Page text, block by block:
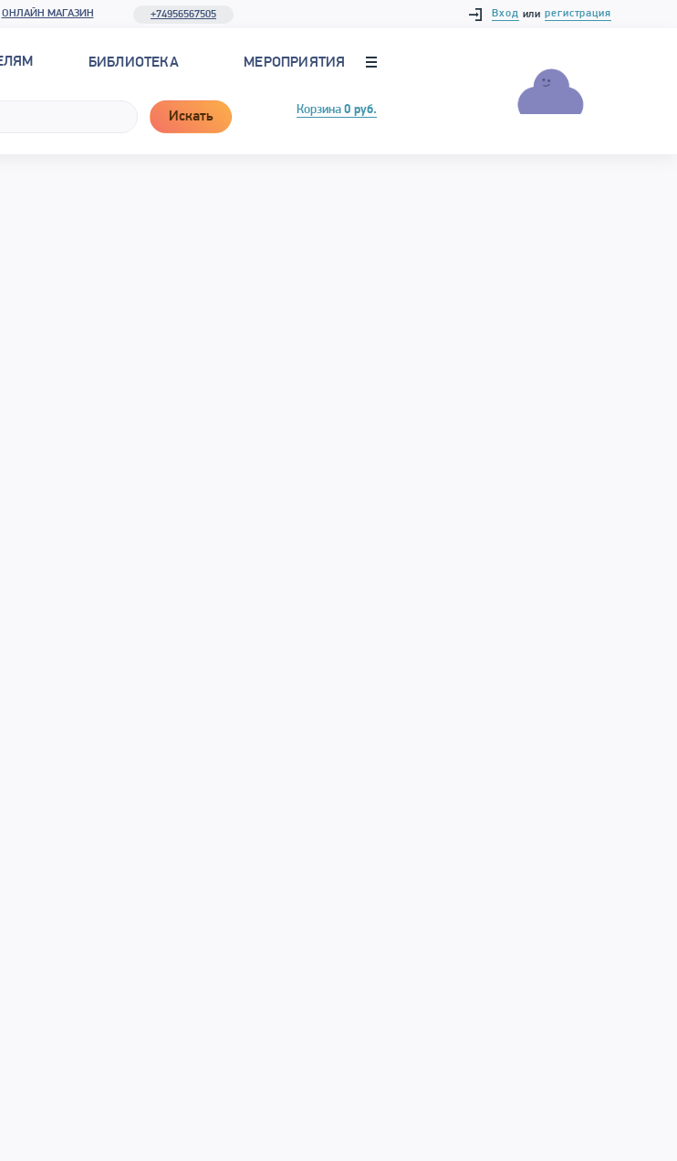
ОНЛАЙН МАГАЗИН +74956567505 Вход или регистрация
БИБЛИОТЕКА МЕРОПРИЯТИЯ
Искать Корзина 0 руб.